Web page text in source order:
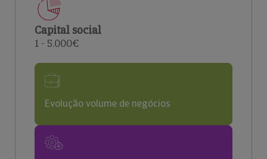
Capital social
1 - 5.000€
Evolução volume de negócios